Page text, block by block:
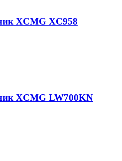
XCMG XC958
XCMG LW700KN